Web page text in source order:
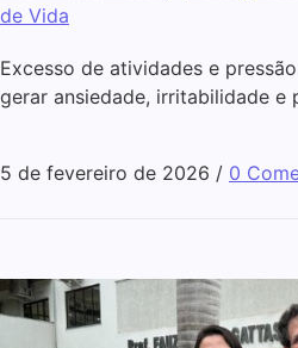
de Vida
Excesso de atividades e
gerar ansiedade, irritabilidade e
5 de fevereiro de 2026 / 0